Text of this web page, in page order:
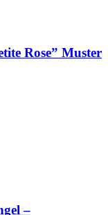
Rose” Muster
–